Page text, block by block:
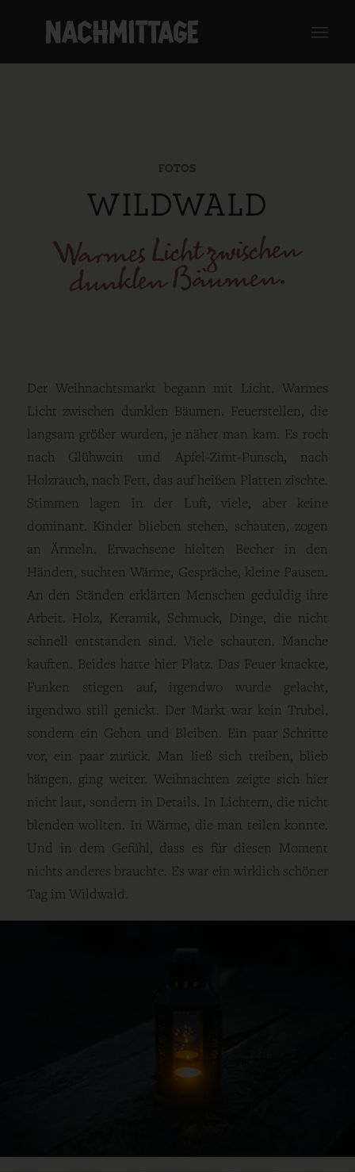
FOTOS
WILDWALD
Warmes Licht zwischen
dunklen Bäumen.
Der Weihnachtsmarkt begann mit Licht. Warmes
Licht zwischen dunklen Bäumen. Feuerstellen, die
langsam größer wurden, je näher man kam. Es roch
nach Glühwein und Apfel-Zimt-Punsch, nach
Holzrauch, nach Fett, das auf heißen Platten zischte.
Stimmen lagen in der Luft, viele, aber keine
dominant. Kinder blieben stehen, schauten, zogen
an Ärmeln. Erwachsene hielten Becher in den
Händen, suchten Wärme, Gespräche, kleine Pausen.
An den Ständen erklärten Menschen geduldig ihre
Arbeit. Holz, Keramik, Schmuck, Dinge, die nicht
schnell entstanden sind. Viele schauten. Manche
kauften. Beides hatte hier Platz. Das Feuer knackte,
Funken stiegen auf, irgendwo wurde gelacht,
irgendwo still genickt. Der Markt war kein Trubel,
sondern ein Gehen und Bleiben. Ein paar Schritte
vor, ein paar zurück. Man ließ sich treiben, blieb
hängen, ging weiter. Weihnachten zeigte sich hier
nicht laut, sondern in Details. In Lichtern, die nicht
blenden wollten. In Wärme, die man teilen konnte.
Und in dem Gefühl, dass es für diesen Moment
nichts anderes brauchte. Es war ein wirklich schöner
Tag im Wildwald.